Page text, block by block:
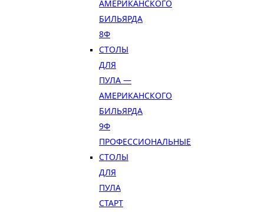
АМЕРИКАНСКОГО
БИЛЬЯРДА
8Ф
СТОЛЫ
ДЛЯ
ПУЛА —
АМЕРИКАНСКОГО
БИЛЬЯРДА
9Ф
ПРОФЕССИОНАЛЬНЫЕ
СТОЛЫ
ДЛЯ
ПУЛА
СТАРТ